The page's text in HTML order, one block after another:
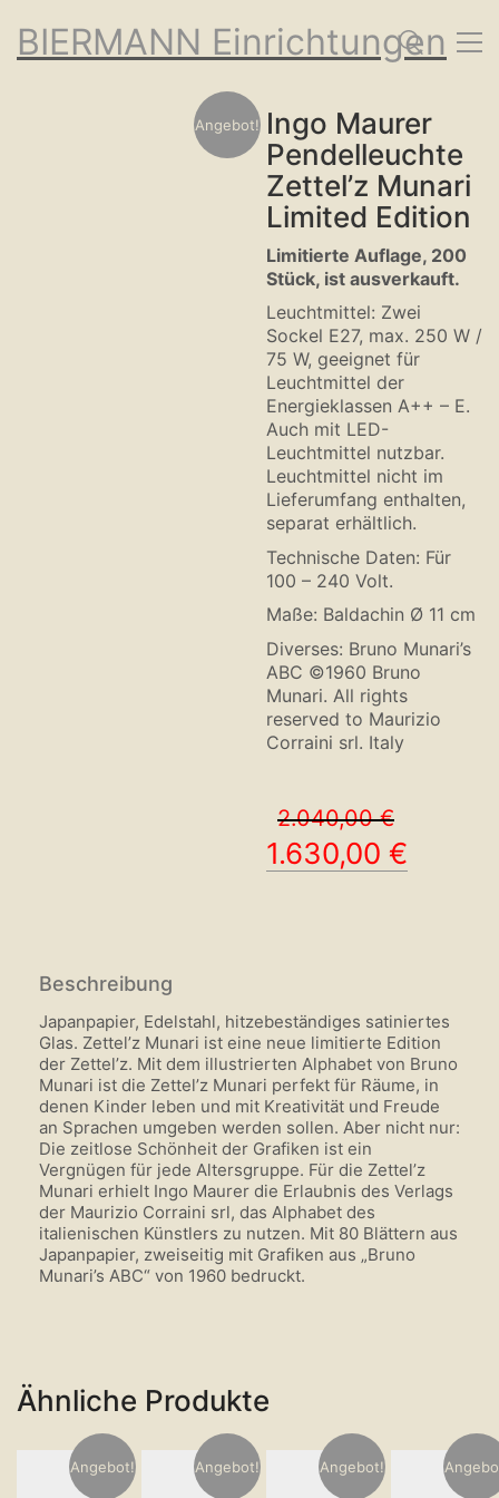
BIERMANN Einrichtungen
Angebot! Ingo Maurer
Pendelleuchte
Zettel’z Munari
Limited Edition
Limitierte Auflage, 200
Stück, ist ausverkauft.
Leuchtmittel: Zwei
Sockel E27, max. 250 W /
75 W, geeignet für
Leuchtmittel der
Energieklassen A++ – E.
Auch mit LED-
Leuchtmittel nutzbar.
Leuchtmittel nicht im
Lieferumfang enthalten,
separat erhältlich.
Technische Daten: Für
100 – 240 Volt.
Maße: Baldachin Ø 11 cm
Diverses: Bruno Munari’s
ABC ©1960 Bruno
Munari. All rights
reserved to Maurizio
Corraini srl. Italy
2.040,00€
Ursprünglicher
1.630,00 €
Beschreibung
Japanpapier, Edelstahl, hitzebeständiges satiniertes
Glas. Zettel’z Munari ist eine neue limitierte Edition
der Zettel’z. Mit dem illustrierten Alphabet von Bruno
Munari ist die Zettel’z Munari perfekt für Räume, in
denen Kinder leben und mit Kreativität und Freude
an Sprachen umgeben werden sollen. Aber nicht nur:
Die zeitlose Schönheit der Grafiken ist ein
Vergnügen für jede Altersgruppe. Für die Zettel’z
Munari erhielt Ingo Maurer die Erlaubnis des Verlags
der Maurizio Corraini srl, das Alphabet des
italienischen Künstlers zu nutzen. Mit 80 Blättern aus
Japanpapier, zweiseitig mit Grafiken aus „Bruno
Munari’s ABC“ von 1960 bedruckt.
Ähnliche Produkte
Angebot! Angebot! Angebot!